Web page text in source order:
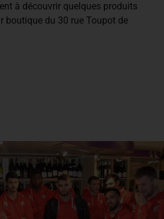
à découvrir quelques produits
boutique du 30 rue Toupot de